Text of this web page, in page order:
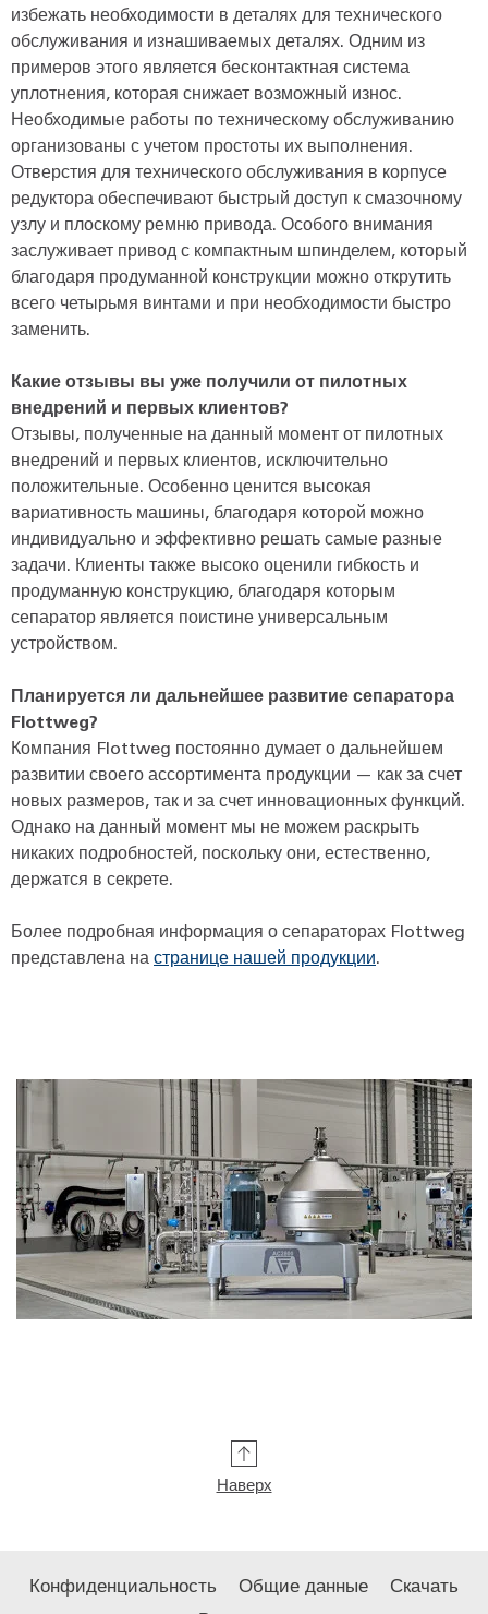
избежать необходимости в деталях для технического
обслуживания и изнашиваемых деталях. Одним из
примеров этого является бесконтактная система
уплотнения, которая снижает возможный износ.
Необходимые работы по техническому обслуживанию
организованы с учетом простоты их выполнения.
Отверстия для технического обслуживания в корпусе
редуктора обеспечивают быстрый доступ к смазочному
узлу и плоскому ремню привода. Особого внимания
заслуживает привод с компактным шпинделем, который
благодаря продуманной конструкции можно открутить
всего четырьмя винтами и при необходимости быстро
заменить.
Какие отзывы вы уже получили от пилотных
внедрений и первых клиентов?
Отзывы, полученные на данный момент от пилотных
внедрений и первых клиентов, исключительно
положительные. Особенно ценится высокая
вариативность машины, благодаря которой можно
индивидуально и эффективно решать самые разные
задачи. Клиенты также высоко оценили гибкость и
продуманную конструкцию, благодаря которым
сепаратор является поистине универсальным
устройством.
Планируется ли дальнейшее развитие сепаратора
Flottweg?
Компания Flottweg постоянно думает о дальнейшем
развитии своего ассортимента продукции — как за счет
новых размеров, так и за счет инновационных функций.
Однако на данный момент мы не можем раскрыть
никаких подробностей, поскольку они, естественно,
держатся в секрете.
Более подробная информация о сепараторах Flottweg
представлена на странице нашей продукции.
Наверх
Конфиденциальность Общие данные
Скачать